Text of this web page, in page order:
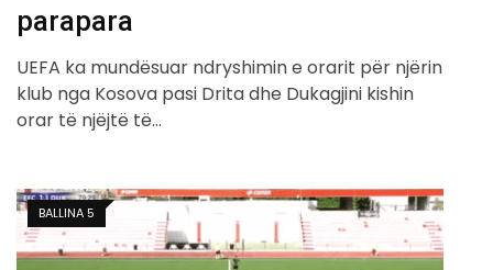
parapara
UEFA ka mundësuar ndryshimin e orarit për njërin
klub nga Kosova pasi Drita dhe Dukagjini kishin
orar të njëjtë të…
BALLINA 5